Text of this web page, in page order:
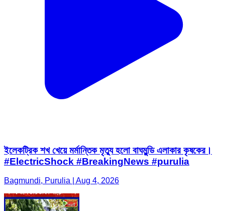
ইলেকট্রিক শখ খেয়ে মর্মান্তিক মৃত্যু হলো বাঘমুন্ডি এলাকার কৃষকের।
#ElectricShock #BreakingNews #purulia
Bagmundi, Purulia | Aug 4, 2026